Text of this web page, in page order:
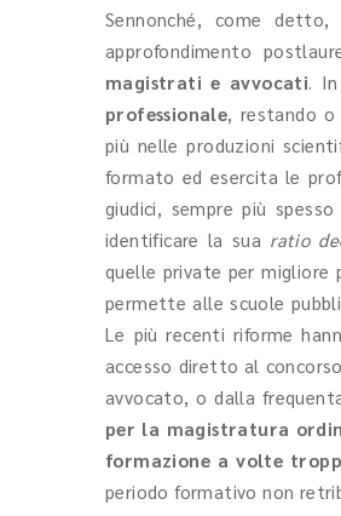
Sennonché, come
approfondimento
magistrati e avvocati. In
professionale, restando
più nelle produzioni
formato ed esercita le
giudici, sempre più
identificare la sua ratio
quelle private per migliore
permette alle scuole
Le più recenti riforme
accesso diretto al
avvocato, o dalla
per la magistratura
formazione a volte
periodo formativo non